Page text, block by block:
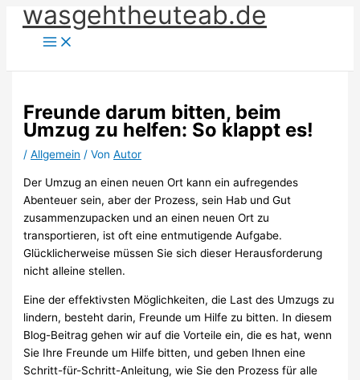
Zum
Inhalt
springen
wasgehtheuteab.de
Freunde darum bitten, beim
Umzug zu helfen: So klappt es!
/Allgemein / VonAutor
Der Umzug an einen neuen Ort kann ein aufregendes
Abenteuer sein, aber der Prozess, sein Hab und Gut
zusammenzupacken und an einen neuen Ort zu
transportieren, ist oft eine entmutigende Aufgabe.
Glücklicherweise müssen Sie sich dieser Herausforderung
nicht alleine stellen.
Eine der effektivsten Möglichkeiten, die Last des Umzugs zu
lindern, besteht darin, Freunde um Hilfe zu bitten. In diesem
Blog-Beitrag gehen wir auf die Vorteile ein, die es hat, wenn
Sie Ihre Freunde um Hilfe bitten, und geben Ihnen eine
Schritt-für-Schritt-Anleitung, wie Sie den Prozess für alle